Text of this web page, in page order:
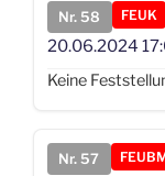
Nr. 58 FEUK
20.06.2024
Keine
Nr. 57